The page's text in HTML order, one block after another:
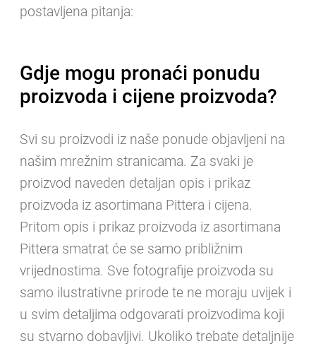
postavljena pitanja:
Gdje mogu pronaći ponudu
proizvoda i cijene proizvoda?
Svi su proizvodi iz naše ponude objavljeni na
našim mrežnim stranicama. Za svaki je
proizvod naveden detaljan opis i prikaz
proizvoda iz asortimana Pittera i cijena.
Pritom opis i prikaz proizvoda iz asortimana
Pittera smatrat će se samo približnim
vrijednostima. Sve fotografije proizvoda su
samo ilustrativne prirode te ne moraju uvijek i
u svim detaljima odgovarati proizvodima koji
su stvarno dobavljivi. Ukoliko trebate detaljnije